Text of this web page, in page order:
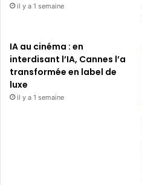
il y a 1 semaine
IA au cinéma : en
interdisant l’IA, Cannes l’a
transformée en label de
luxe
il y a 1 semaine